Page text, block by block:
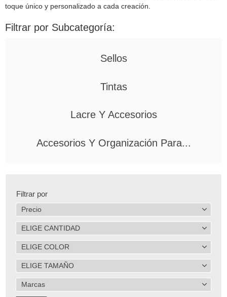
toque único y personalizado a cada creación.
Filtrar por Subcategoría:
Sellos
Tintas
Lacre Y Accesorios
Accesorios Y Organización Para...
Filtrar por
Precio
ELIGE CANTIDAD
ELIGE COLOR
ELIGE TAMAÑO
Marcas